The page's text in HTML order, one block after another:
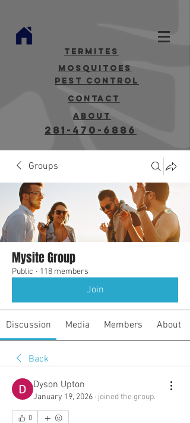
termites
mosquitoes
Pest Control
contact
about
281-470-6886
Groups
Mysite Group
Public · 118 members
Join
Discussion Media Members About
Back
Dyson Upton
January 19, 2026 · joined the group.
0